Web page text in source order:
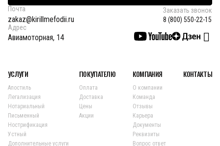
Почта
zakaz@kirillmefodii.ru
Заказать звонок
8 (800) 550-22-15
Адрес
Авиамоторная, 14
УСЛУГИ
Апостиль
Легализация
Нотариальный
Письменный
Нострификация
Устный
Дополнительные услуги
ПОКУПАТЕЛЮ
Оплата
Доставка
Цены
Акции
КОМПАНИЯ
О компании
Команда
Отзывы
Карьера
Документы
Реквизиты
Вопрос ответ
КОНТАКТЫ